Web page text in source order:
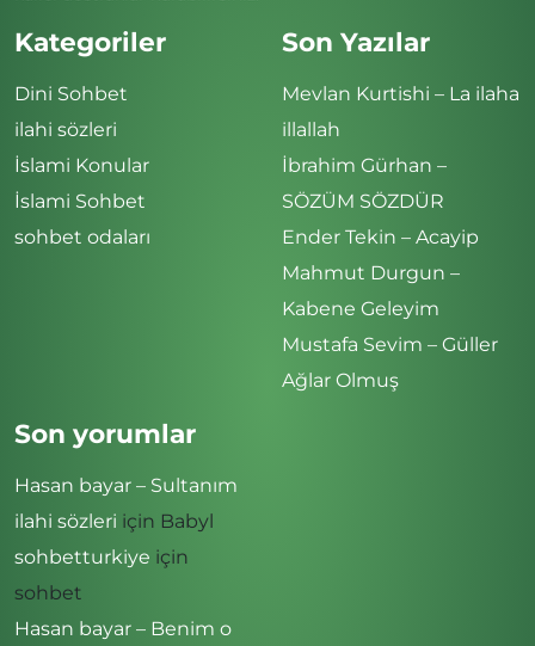
Kategoriler
Dini Sohbet
ilahi sözleri
İslami Konular
İslami Sohbet
sohbet odaları
Son Yazılar
Mevlan Kurtishi – La ilaha
illallah
İbrahim Gürhan –
SÖZÜM SÖZDÜR
Ender Tekin – Acayip
Mahmut Durgun –
Kabene Geleyim
Mustafa Sevim – Güller
Ağlar Olmuş
Son yorumlar
Hasan bayar – Sultanım
ilahi sözleri için Babyl
sohbetturkiye için
sohbet
Hasan bayar – Benim o